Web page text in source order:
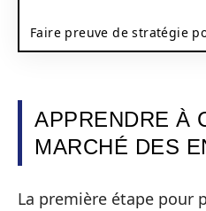
Faire preuve de stratégie
APPRENDRE À
MARCHÉ DES
La première étape pour